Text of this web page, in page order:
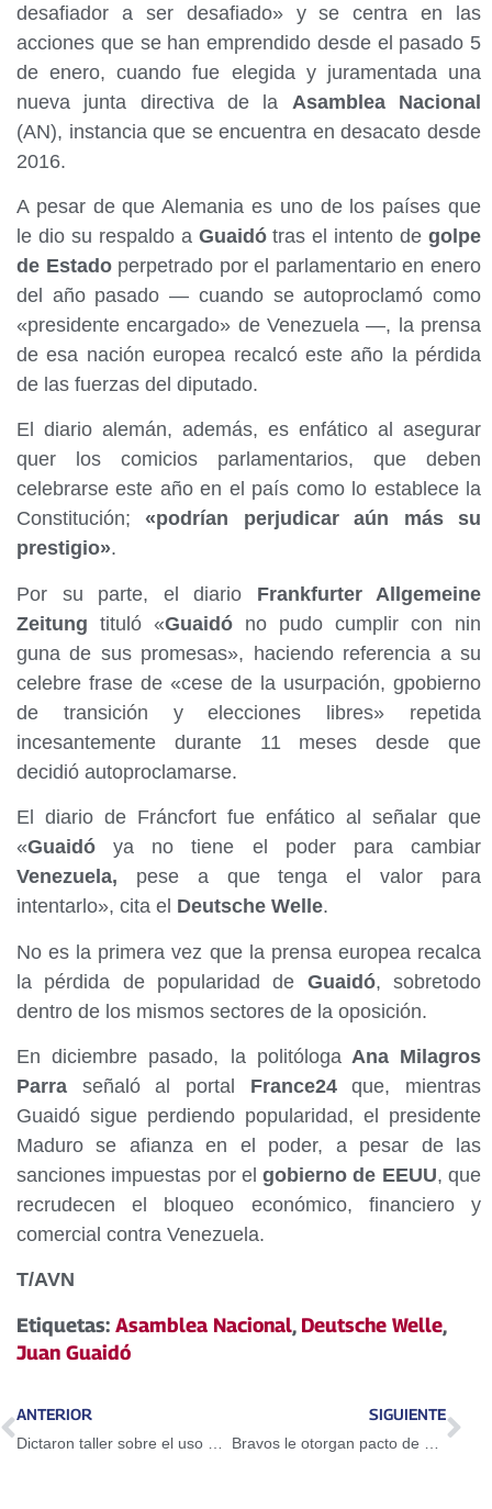
desafiador a ser desafiado» y se centra en las
acciones que se han emprendido desde el pasado 5
de enero, cuando fue elegida y juramentada una
nueva junta directiva de la Asamblea Nacional
(AN), instancia que se encuentra en desacato desde
2016.
A pesar de que Alemania es uno de los países que
le dio su respaldo a Guaidótras el intento de golpe
de Estadoperpetrado por el parlamentario en enero
del año pasado — cuando se autoproclamó como
«presidente encargado» de Venezuela —, la prensa
de esa nación europea recalcó este año la pérdida
de las fuerzas del diputado.
El diario alemán, además, es enfático al asegurar
quer los comicios parlamentarios, que deben
celebrarse este año en el país como lo establece la
Constitución; «podrían perjudicar aún más su
prestigio».
Por su parte, el diario Frankfurter Allgemeine
Zeitung tituló «Guaidó no pudo cumplir con nin
guna de sus promesas», haciendo referencia a su
celebre frase de «cese de la usurpación, gpobierno
de transición y elecciones libres» repetida
incesantemente durante 11 meses desde que
decidió autoproclamarse.
El diario de Fráncfort fue enfático al señalar que
«Guaidó ya no tiene el poder para cambiar
Venezuela, pese a que tenga el valor para
intentarlo», cita el Deutsche Welle.
No es la primera vez que la prensa europea recalca
la pérdida de popularidad de Guaidó, sobretodo
dentro de los mismos sectores de la oposición.
En diciembre pasado, la politólogaAna Milagros
Parra señaló al portal France24que, mientras
Guaidó sigue perdiendo popularidad, el presidente
Maduro se afianza en el poder, a pesar de las
sanciones impuestas por elgobierno de EEUU, que
recrudecen el bloqueo económico, financiero y
comercial contra Venezuela.
T/AVN
Etiquetas: Asamblea Nacional, Deutsche Welle,
Juan Guaidó
ANTERIOR SIGUIENTE